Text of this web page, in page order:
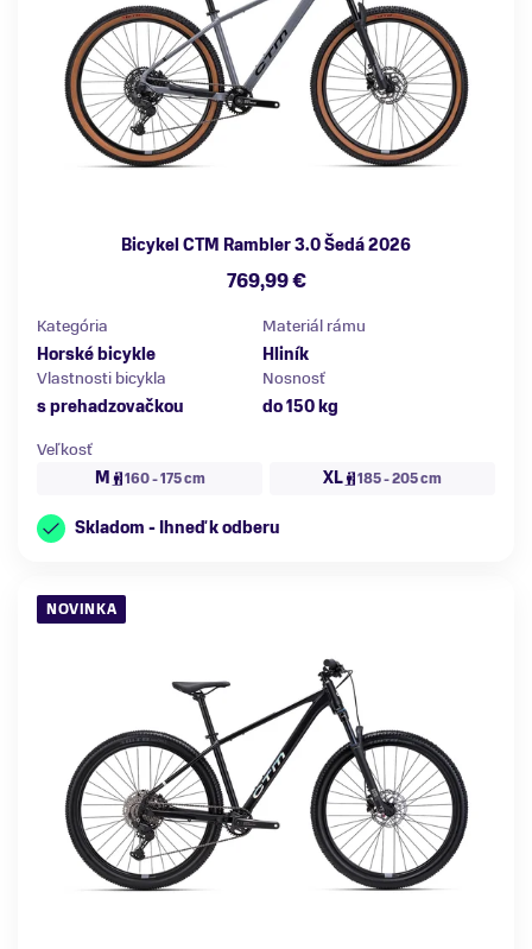
Bicykel CTM Rambler 3.0 Šedá 2026
769,99 €
Kategória
Horské bicykle
Materiál rámu
Hliník
Vlastnosti bicykla
s prehadzovačkou
Nosnosť
do 150 kg
Veľkosť
M
160 - 175 cm XL 185 - 205 cm
Skladom - Ihneď k odberu
NOVINKA